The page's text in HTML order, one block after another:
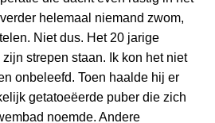
helemaal niemand zwom,
Niet dus. Het 20 jarige
strepen staan. Ik kon het niet
onbeleefd. Toen haalde hij er
getatoeëerde puber die zich
noemde. Andere